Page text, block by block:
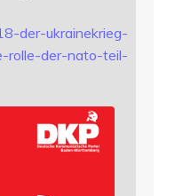
der-ukrainekrieg-
rolle-der-nato-teil-